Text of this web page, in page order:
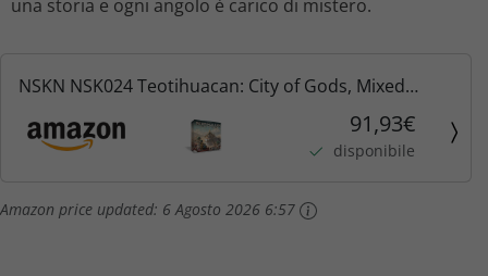
una storia e ogni angolo è carico di mistero.
NSKN NSK024 Teotihuacan: City of Gods, Mixed
91,93€
disponibile
Amazon price updated: 6 Agosto 2026 6:57